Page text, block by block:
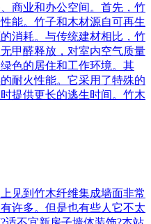
商业和办公空间。首先，竹
能。竹子和木材源自可再生
消耗。与传统建材相比，竹
甲醛释放，对室内空气质量
色的居住和工作环境。其
耐火性能。它采用了特殊的
提供更长的逃生时间。竹木
见到竹木纤维集成墙面非常
许多。但是也有些人它不太